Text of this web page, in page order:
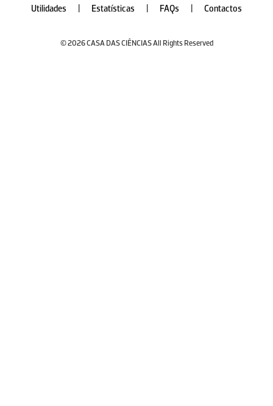
Utilidades
Estatísticas FAQs Contactos
© 2026 CASA DAS CIÊNCIAS All Rights Reserved